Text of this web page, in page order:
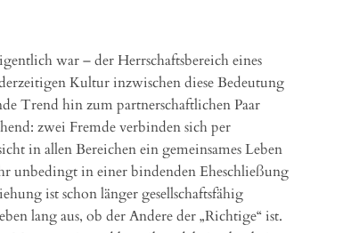
war – der Herrschaftsbereich eines
Kultur inzwischen diese Bedeutung
Trend hin zum partnerschaftlichen Paar
zwei Fremde verbinden sich per
in allen Bereichen ein gemeinsames Leben
unbedingt in einer bindenden Eheschließung
ist schon länger gesellschaftsfähig
lang aus, ob der Andere der „Richtige“ ist.